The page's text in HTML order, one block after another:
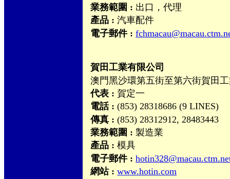
業務範圍 : 出口，代理
產品 :汽車配件
電子郵件 :
賀田工業有限公司
澳門黑沙環第五街至第六街賀田
代表 : 賀定一
電話 :(853) 28318686 (9 LINES)
傳真 :(853) 28312912, 28483443
業務範圍 : 製造業
產品 :模具
電子郵件 :
網站 :www.hotin.com